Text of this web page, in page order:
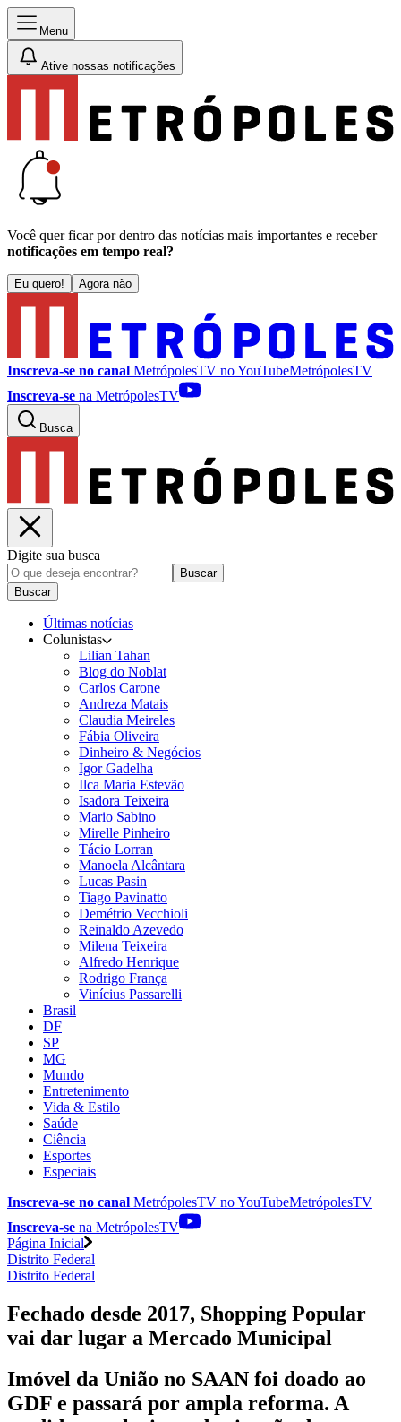
Menu
Ative nossas notificações
Você quer ficar por dentro das notícias mais importantes e receber
notificações em tempo real?
Eu quero! Agora não
Inscreva-se no canal MetrópolesTV noYouTubeMetrópolesTV
Inscreva-se na MetrópolesTV
Busca
Digite sua busca
Buscar
Buscar
Últimas notícias
Colunistas
Lilian Tahan
Blog do Noblat
Carlos Carone
Andreza Matais
Claudia Meireles
Fábia Oliveira
Dinheiro & Negócios
Igor Gadelha
Ilca Maria Estevão
Isadora Teixeira
Mario Sabino
Mirelle Pinheiro
Tácio Lorran
Manoela Alcântara
Lucas Pasin
Tiago Pavinatto
Demétrio Vecchioli
Reinaldo Azevedo
Milena Teixeira
Alfredo Henrique
Rodrigo França
Vinícius Passarelli
Brasil
DF
SP
MG
Mundo
Entretenimento
Vida & Estilo
Saúde
Ciência
Esportes
Especiais
Inscreva-se no canal MetrópolesTV noYouTubeMetrópolesTV
Inscreva-se na MetrópolesTV
Página Inicial
Distrito Federal
Distrito Federal
Fechado desde 2017, Shopping Popular
vai dar lugar a Mercado Municipal
Imóvel da União no SAAN foi doado ao
GDF e passará por ampla reforma. A